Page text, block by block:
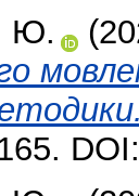
Ю.
DOI: